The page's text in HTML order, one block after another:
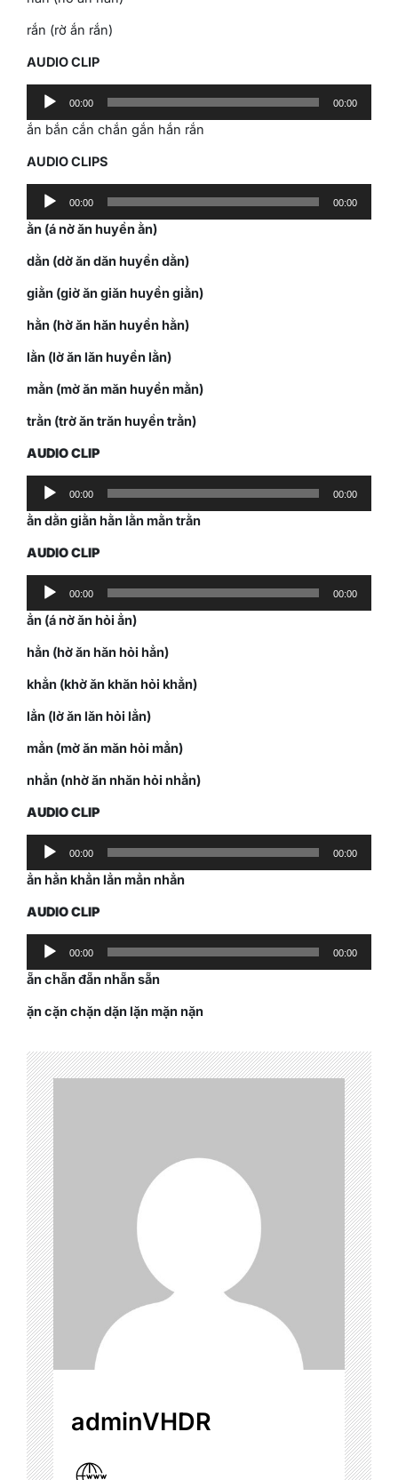
rắn (rờ ắn rắn)
AUDIO CLIP
Audio
Player
00:00 00:00
ắn bắn cắn chắn gắn hắn rắn
AUDIO CLIPS
Audio
Player
00:00 00:00
ằn (á nờ ăn huyền ằn)
dằn (dờ ăn dăn huyền dằn)
giằn (giờ ăn giăn huyền giằn)
hằn (hờ ăn hăn huyền hằn)
lằn (lờ ăn lăn huyền lằn)
mằn (mờ ăn măn huyền mằn)
trằn (trờ ăn trăn huyền trằn)
AUDIO CLIP
Audio
Player
00:00 00:00
ằn dằn giằn hằn lằn mằn trằn
AUDIO CLIP
Audio
Player
00:00 00:00
ẳn (á nờ ăn hỏi ẳn)
hẳn (hờ ăn hăn hỏi hẳn)
khẳn (khờ ăn khăn hỏi khẳn)
lẳn (lờ ăn lăn hỏi lẳn)
mẳn (mờ ăn măn hỏi mẳn)
nhẳn (nhờ ăn nhăn hỏi nhẳn)
AUDIO CLIP
Audio
Player
00:00 00:00
ẳn hẳn khẳn lẳn mẳn nhẳn
AUDIO CLIP
Audio
Player
00:00 00:00
ẵn chẵn đẵn nhẵn sẵn
ặn cặn chặn dặn lặn mặn nặn
adminVHDR